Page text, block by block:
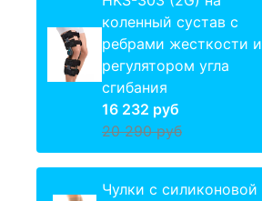
коленный сустав с
ребрами жесткости и
регулятором угла
сгибания
16 232 руб
20 290 руб
Чулки с силиконовой